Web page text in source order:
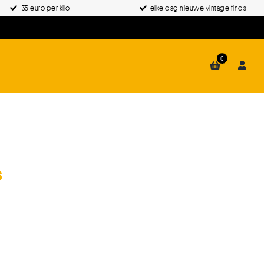
35 euro per kilo elke dag nieuwe vintage finds
0